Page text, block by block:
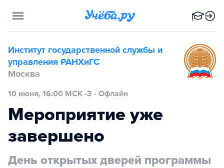
Институт государственной службы и
управления РАНХиГС
Москва
10 июня, 16:00 МСК -3 • Офлайн
Мероприятие уже
завершено
День открытых дверей программы